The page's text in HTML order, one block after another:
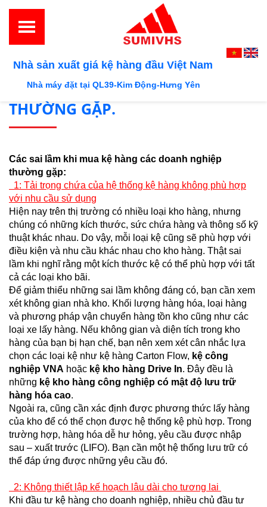
Nhà sản xuất giá kệ hàng đầu Việt Nam
Nhà máy đặt tại QL39-Kim Động-Hưng Yên
NHỮNG SAI LẦM THƯỜNG GẶP
KHI MUA KỆ CHỨA HÀNG
THƯỜNG GẶP.
Các sai lầm khi mua kệ hàng các doanh nghiệp
thường gặp:
1: Tải trọng chứa của hệ thống kệ hàng không phù hợp
với nhu cầu sử dụng
Hiện nay trên thị trường có nhiều loại kho hàng, nhưng
chúng có những kích thước, sức chứa hàng và thông số kỹ
thuật khác nhau. Do vậy, mỗi loại kệ cũng sẽ phù hợp với
điều kiện và nhu cầu khác nhau cho kho hàng. Thật sai
lầm khi nghĩ rằng một kích thước kệ có thể phù hợp với tất
cả các loại kho bãi.
Để giảm thiểu những sai lầm không đáng có, bạn cần xem
xét không gian nhà kho. Khối lượng hàng hóa, loại hàng
và phương pháp vận chuyển hàng tồn kho cũng như các
loại xe lấy hàng. Nếu không gian và diện tích trong kho
hàng của bạn bị hạn chế, bạn nên xem xét cân nhắc lựa
chọn các loại kệ như kệ hàng Carton Flow, kệ công
nghiệp VNA hoặc kệ kho hàng Drive In. Đây đều là
những kệ kho hàng công nghiệp có mật độ lưu trữ
hàng hóa cao.
Ngoài ra, cũng cần xác định được phương thức lấy hàng
của kho để có thể chọn được hệ thống kệ phù hợp. Trong
trường hợp, hàng hóa dễ hư hỏng, yêu cầu được nhập
sau – xuất trước (LIFO). Bạn cần một hệ thống lưu trữ có
thể đáp ứng được những yêu cầu đó.
2: Không thiết lập kế hoạch lâu dài cho tương lai
Khi đầu tư kệ hàng cho doanh nghiệp, nhiều chủ đầu tư